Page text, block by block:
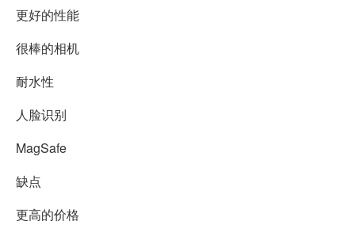
更好的性能
很棒的相机
耐水性
人脸识别
MagSafe
缺点
更高的价格